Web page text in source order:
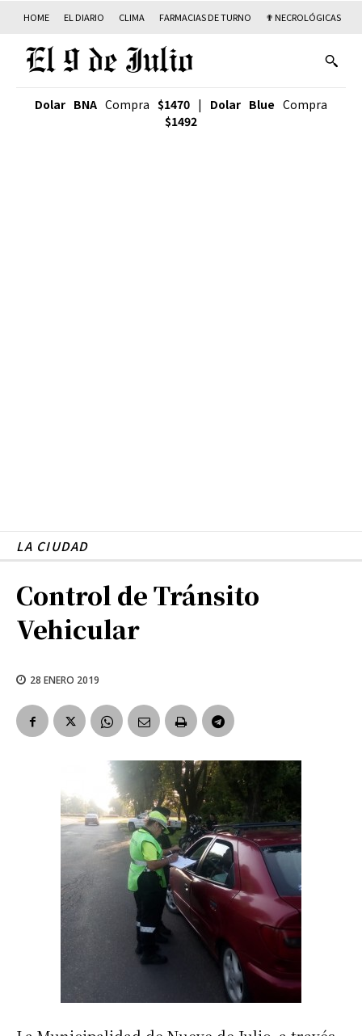
HOME EL DIARIO CLIMA FARMACIAS DE TURNO ✟ NECROLÓGICAS
Dolar BNA Compra $1470 | Dolar Blue Compra
$1492
LA CIUDAD
Control de Tránsito
Vehicular
28 ENERO 2019